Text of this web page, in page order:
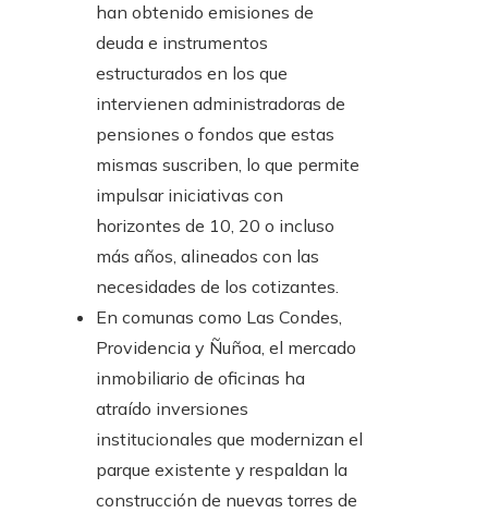
han obtenido emisiones de
deuda e instrumentos
estructurados en los que
intervienen administradoras de
pensiones o fondos que estas
mismas suscriben, lo que permite
impulsar iniciativas con
horizontes de 10, 20 o incluso
más años, alineados con las
necesidades de los cotizantes.
En comunas como Las Condes,
Providencia y Ñuñoa, el mercado
inmobiliario de oficinas ha
atraído inversiones
institucionales que modernizan el
parque existente y respaldan la
construcción de nuevas torres de